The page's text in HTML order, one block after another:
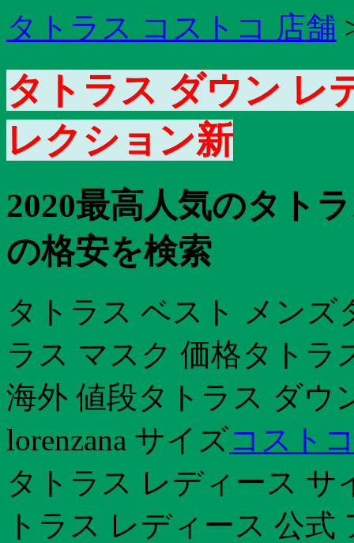
タトラス コストコ 店舗
タトラス ダウン レ
レクション新
2020最高人気のタト
の格安を検索
タトラス ベスト メンズ
ラス マスク 価格タトラ
海外 値段タトラス ダウ
lorenzana サイズコスト
タトラス レディース サ
トラス レディース 公